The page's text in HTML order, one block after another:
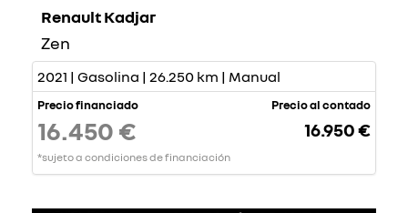
Renault Kadjar
Zen
2021 | Gasolina | 26.250 km | Manual
Precio financiado
16.450 €
*sujeto a condiciones de financiación
Precio al contado
16.950 €